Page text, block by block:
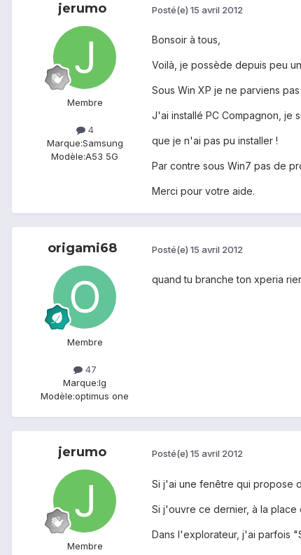
jerumo
Membre
4
Marque:Samsung
Modèle:A53 5G
Posté(e) 15 avril 2012
Bonsoir à tous,
Voilà, je possède depuis peu
Sous Win XP je ne parviens
J'ai installé PC Compagnon, je
que je n'ai pas pu installer !
Par contre sous Win7 pas de
Merci pour votre aide.
origami68
Membre
47
Marque:lg
Modèle:optimus one
Posté(e) 15 avril 2012
quand tu branche ton xperia
jerumo
Membre
Posté(e) 15 avril 2012
Si j'ai une fenêtre qui propose
Si j'ouvre ce dernier, à la
Dans l'explorateur, j'ai parfois